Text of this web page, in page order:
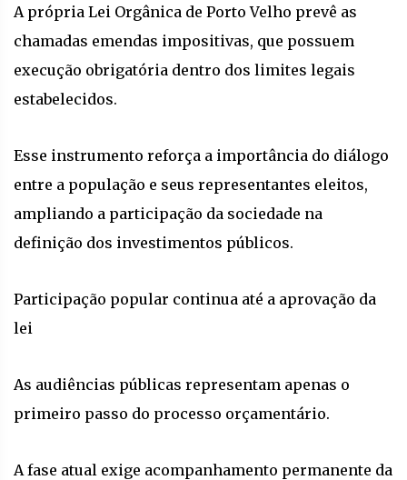
A própria Lei Orgânica de Porto Velho prevê as
chamadas emendas impositivas, que possuem
execução obrigatória dentro dos limites legais
estabelecidos.
Esse instrumento reforça a importância do diálogo
entre a população e seus representantes eleitos,
ampliando a participação da sociedade na
definição dos investimentos públicos.
Participação popular continua até a aprovação da
lei
As audiências públicas representam apenas o
primeiro passo do processo orçamentário.
A fase atual exige acompanhamento permanente da